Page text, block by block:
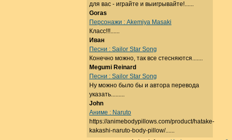
для вас - играйте и выигрывайте!......
Goras
Персонажи : Akemiya Masaki
Класс!!!......
Иван
Песни : Sailor Star Song
Конечно можно, так все стесняются.......
Megumi Reinard
Песни : Sailor Star Song
Ну можно было бы и автора перевода
указать.........
John
Аниме : Naruto
https://animebodypillows.com/product/hatake-
kakashi-naruto-body-pillow/......